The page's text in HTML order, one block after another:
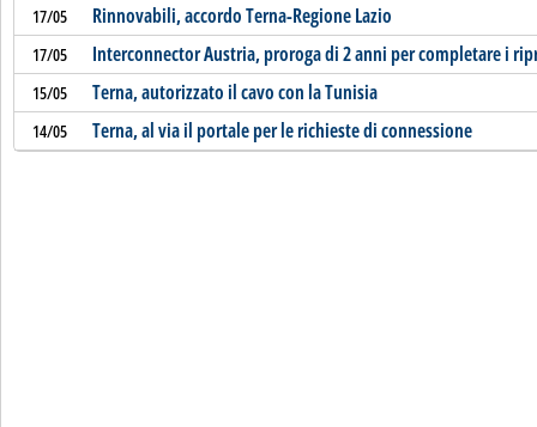
17/05 Rinnovabili, accordo Terna-Regione Lazio
17/05 Interconnector Austria, proroga di 2 anni per completare i
15/05 Terna, autorizzato il cavo con la Tunisia
14/05 Terna, al via il portale per le richieste di connessione